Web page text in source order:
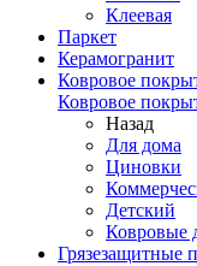
Клеевая
Паркет
Керамогранит
Ковровое
Ковровое
Назад
Для дома
Циновки
Детский
Ковровые
Грязезащитные